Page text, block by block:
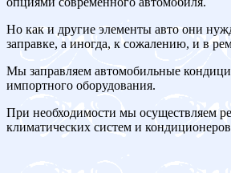
Но как и другие элементы авто они
заправке, а иногда, к сожалению, и в
Мы заправляем автомобильные
импортного оборудования.
При необходимости мы осуществляем
климатических систем и